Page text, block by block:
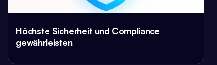
Höchste Sicherheit und Compliance
gewährleisten